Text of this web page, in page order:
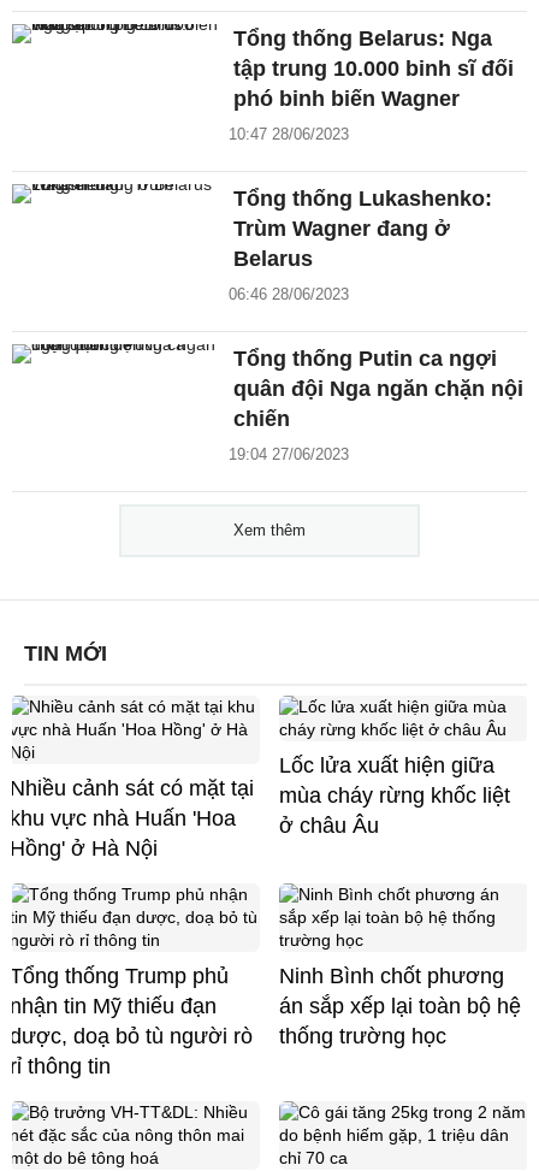
Tổng thống Belarus: Nga
tập trung 10.000 binh sĩ đối
phó binh biến Wagner
10:47 28/06/2023
Tổng thống Lukashenko:
Trùm Wagner đang ở
Belarus
06:46 28/06/2023
Tổng thống Putin ca ngợi
quân đội Nga ngăn chặn nội
chiến
19:04 27/06/2023
Xem thêm
TIN MỚI
Nhiều cảnh sát có mặt tại
khu vực nhà Huấn 'Hoa
Hồng' ở Hà Nội
Lốc lửa xuất hiện giữa
mùa cháy rừng khốc liệt
ở châu Âu
Tổng thống Trump phủ
nhận tin Mỹ thiếu đạn
dược, doạ bỏ tù người rò
rỉ thông tin
Ninh Bình chốt phương
án sắp xếp lại toàn bộ hệ
thống trường học